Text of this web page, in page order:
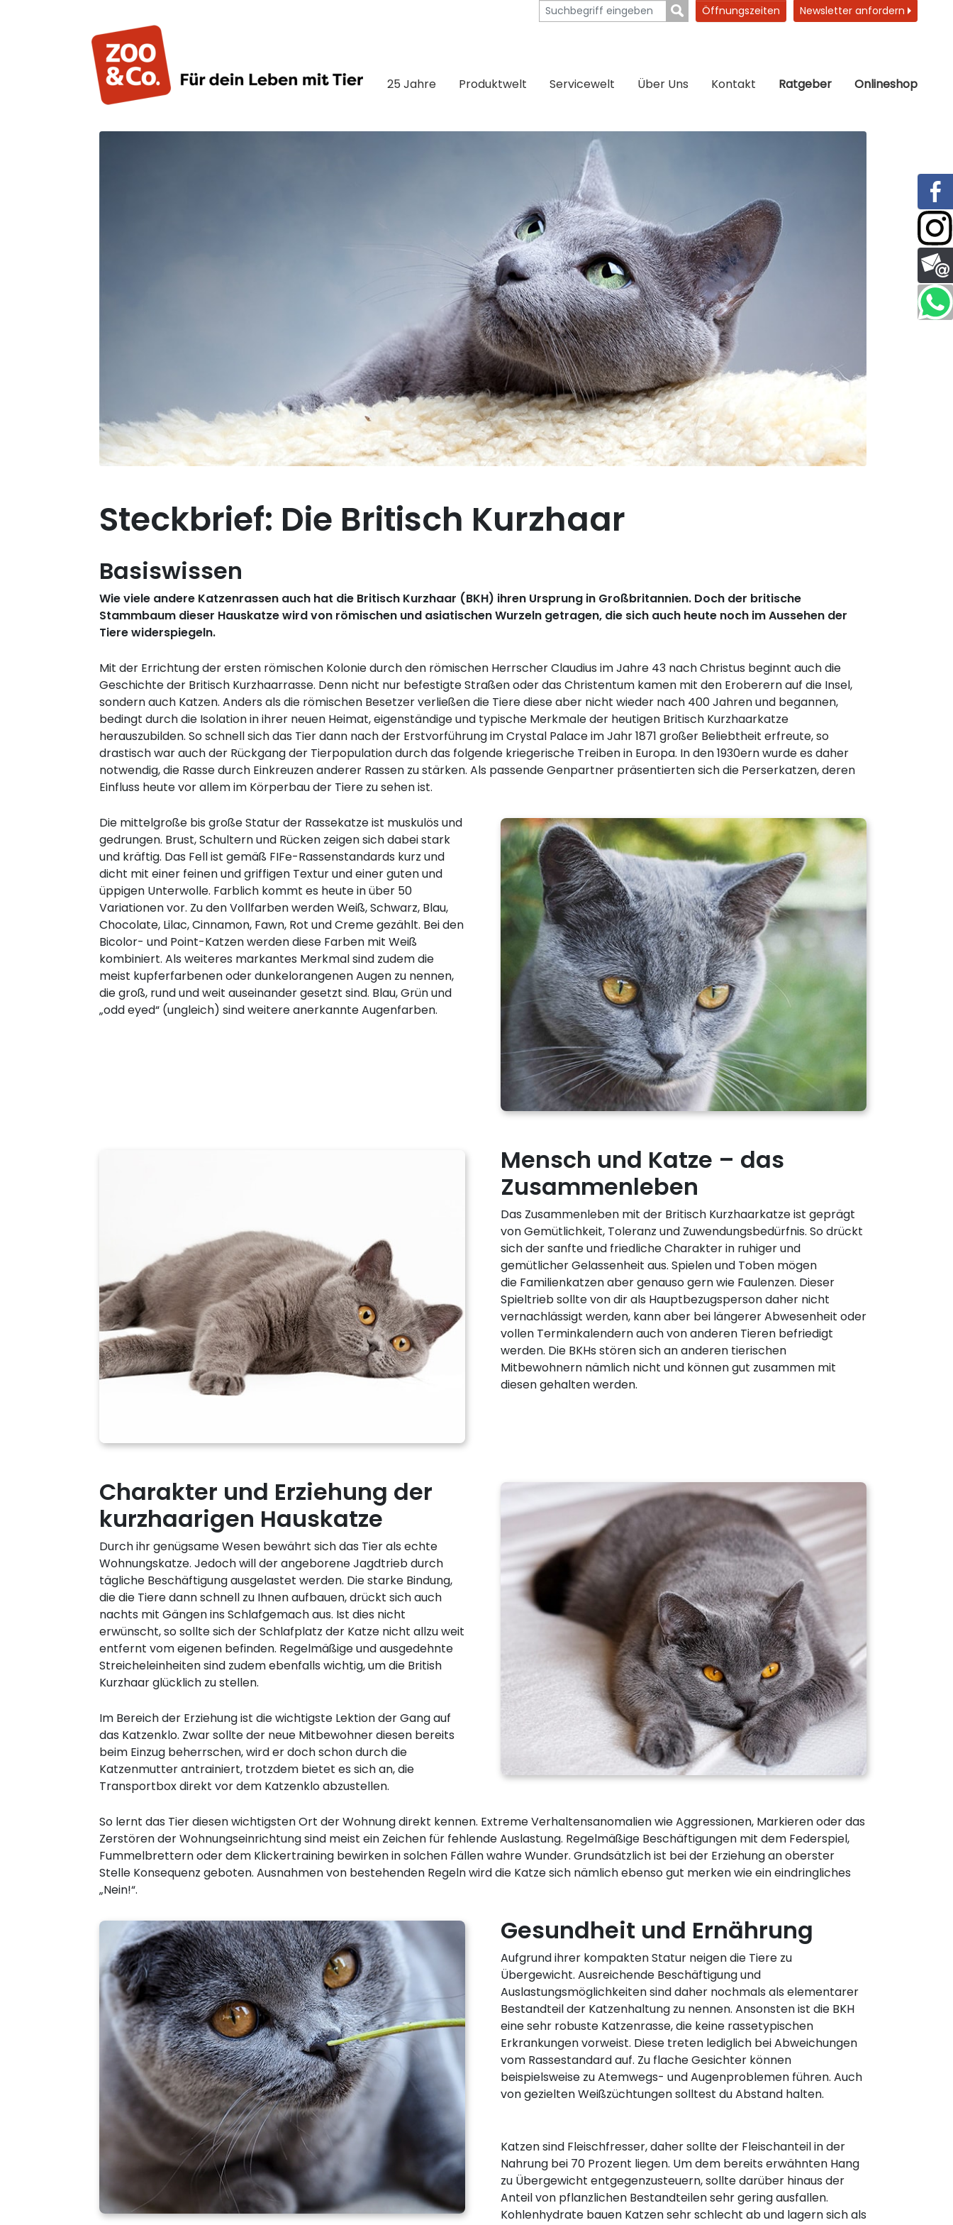
Öffnungszeiten Newsletter anfordern
25 Jahre Produktwelt Servicewelt Über Uns Kontakt Ratgeber Onlineshop
Steckbrief: Die Britisch Kurzhaar
Basiswissen
Wie viele andere Katzenrassen auch hat die Britisch Kurzhaar (BKH) ihren Ursprung in Großbritannien. Doch der britische
Stammbaum dieser Hauskatze wird von römischen und asiatischen Wurzeln getragen, die sich auch heute noch im Aussehen der
Tiere widerspiegeln.
Mit der Errichtung der ersten römischen Kolonie durch den römischen Herrscher Claudius im Jahre 43 nach Christus beginnt auch die
Geschichte der Britisch Kurzhaarrasse. Denn nicht nur befestigte Straßen oder das Christentum kamen mit den Eroberern auf die Insel,
sondern auch Katzen. Anders als die römischen Besetzer verließen die Tiere diese aber nicht wieder nach 400 Jahren und begannen,
bedingt durch die Isolation in ihrer neuen Heimat, eigenständige und typische Merkmale der heutigen Britisch Kurzhaarkatze
herauszubilden. So schnell sich das Tier dann nach der Erstvorführung im Crystal Palace im Jahr 1871 großer Beliebtheit erfreute, so
drastisch war auch der Rückgang der Tierpopulation durch das folgende kriegerische Treiben in Europa. In den 1930ern wurde es daher
notwendig, die Rasse durch Einkreuzen anderer Rassen zu stärken. Als passende Genpartner präsentierten sich die Perserkatzen, deren
Einfluss heute vor allem im Körperbau der Tiere zu sehen ist.
Die mittelgroße bis große Statur der Rassekatze ist muskulös und
gedrungen. Brust, Schultern und Rücken zeigen sich dabei stark
und kräftig. Das Fell ist gemäß FIFe-Rassenstandards kurz und
dicht mit einer feinen und griffigen Textur und einer guten und
üppigen Unterwolle. Farblich kommt es heute in über 50
Variationen vor. Zu den Vollfarben werden Weiß, Schwarz, Blau,
Chocolate, Lilac, Cinnamon, Fawn, Rot und Creme gezählt. Bei den
Bicolor- und Point-Katzen werden diese Farben mit Weiß
kombiniert. Als weiteres markantes Merkmal sind zudem die
meist kupferfarbenen oder dunkelorangenen Augen zu nennen,
die groß, rund und weit auseinander gesetzt sind. Blau, Grün und
„odd eyed“ (ungleich) sind weitere anerkannte Augenfarben.
Mensch und Katze – das
Zusammenleben
Das Zusammenleben mit der Britisch Kurzhaarkatze ist geprägt
von Gemütlichkeit, Toleranz und Zuwendungsbedürfnis. So drückt
sich der sanfte und friedliche Charakter in ruhiger und
gemütlicher Gelassenheit aus. Spielen und Toben mögen
die Familienkatzen aber genauso gern wie Faulenzen. Dieser
Spieltrieb sollte von dir als Hauptbezugsperson daher nicht
vernachlässigt werden, kann aber bei längerer Abwesenheit oder
vollen Terminkalendern auch von anderen Tieren befriedigt
werden. Die BKHs stören sich an anderen tierischen
Mitbewohnern nämlich nicht und können gut zusammen mit
diesen gehalten werden.
Charakter und Erziehung der
kurzhaarigen Hauskatze
Durch ihr genügsame Wesen bewährt sich das Tier als echte
Wohnungskatze. Jedoch will der angeborene Jagdtrieb durch
tägliche Beschäftigung ausgelastet werden. Die starke Bindung,
die die Tiere dann schnell zu Ihnen aufbauen, drückt sich auch
nachts mit Gängen ins Schlafgemach aus. Ist dies nicht
erwünscht, so sollte sich der Schlafplatz der Katze nicht allzu weit
entfernt vom eigenen befinden. Regelmäßige und ausgedehnte
Streicheleinheiten sind zudem ebenfalls wichtig, um die British
Kurzhaar glücklich zu stellen.
Im Bereich der Erziehung ist die wichtigste Lektion der Gang auf
das Katzenklo. Zwar sollte der neue Mitbewohner diesen bereits
beim Einzug beherrschen, wird er doch schon durch die
Katzenmutter antrainiert, trotzdem bietet es sich an, die
Transportbox direkt vor dem Katzenklo abzustellen.
So lernt das Tier diesen wichtigsten Ort der Wohnung direkt kennen. Extreme Verhaltensanomalien wie Aggressionen, Markieren oder das
Zerstören der Wohnungseinrichtung sind meist ein Zeichen für fehlende Auslastung. Regelmäßige Beschäftigungen mit dem Federspiel,
Fummelbrettern oder dem Klickertraining bewirken in solchen Fällen wahre Wunder. Grundsätzlich ist bei der Erziehung an oberster
Stelle Konsequenz geboten. Ausnahmen von bestehenden Regeln wird die Katze sich nämlich ebenso gut merken wie ein eindringliches
„Nein!“.
Gesundheit und Ernährung
Aufgrund ihrer kompakten Statur neigen die Tiere zu
Übergewicht. Ausreichende Beschäftigung und
Auslastungsmöglichkeiten sind daher nochmals als elementarer
Bestandteil der Katzenhaltung zu nennen. Ansonsten ist die BKH
eine sehr robuste Katzenrasse, die keine rassetypischen
Erkrankungen vorweist. Diese treten lediglich bei Abweichungen
vom Rassestandard auf. Zu flache Gesichter können
beispielsweise zu Atemwegs- und Augenproblemen führen. Auch
von gezielten Weißzüchtungen solltest du Abstand halten.
Katzen sind Fleischfresser, daher sollte der Fleischanteil in der
Nahrung bei 70 Prozent liegen. Um dem bereits erwähnten Hang
zu Übergewicht entgegenzusteuern, sollte darüber hinaus der
Anteil von pflanzlichen Bestandteilen sehr gering ausfallen.
Kohlenhydrate bauen Katzen sehr schlecht ab und lagern sich als